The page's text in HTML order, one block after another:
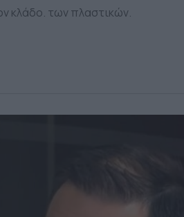
κλάδο. των πλαστικών.